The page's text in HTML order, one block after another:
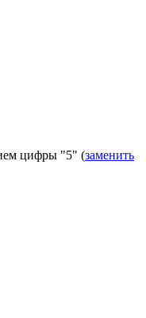
цифры "5" (заменить